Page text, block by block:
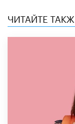
ЧИТАЙТЕ